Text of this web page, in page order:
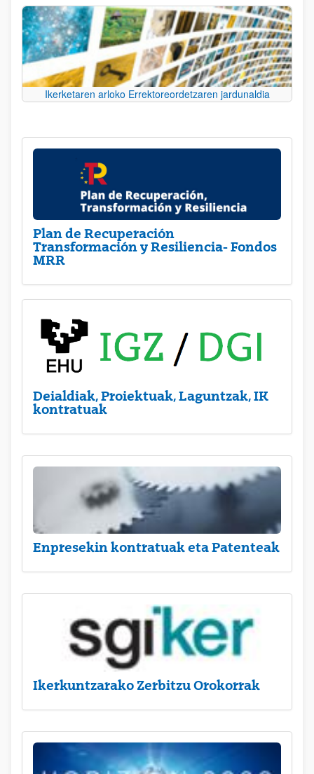
Ikerketaren arloko Errektoreordetzaren jardunaldia
Plan de Recuperación
Transformación y Resiliencia- Fondos
MRR
Deialdiak, Proiektuak, Laguntzak, IK
kontratuak
Enpresekin kontratuak eta Patenteak
Ikerkuntzarako Zerbitzu Orokorrak